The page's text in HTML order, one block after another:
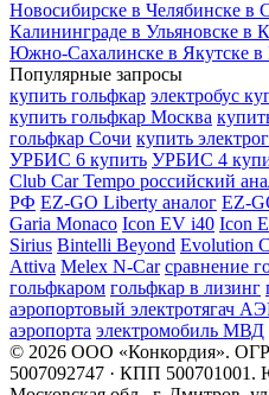
Новосибирске в Челябинске в
Калининграде в Ульяновске в
Южно-Сахалинске в Якутске в
Популярные запросы
купить гольфкар электробус
купить гольфкар Москва
гольфкар Сочи купить
УРБИС 6 купить УРБИС 4
Club Car Tempo российский
РФ EZ-GO Liberty аналог EZ-
Garia Monaco Icon EV i40 Icon
Sirius Bintelli Beyond Evolution
Attiva Melex N-Car сравнение
гольфкаром гольфкар в лизинг
аэропортовый электротягач
аэропорта электромобиль МВД
© 2026 ООО «Конкордия».
5007092747 · КПП 500701001.